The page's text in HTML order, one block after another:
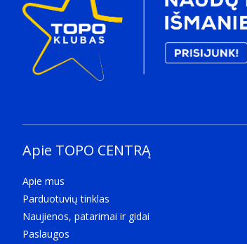
Apie TOPO CENTRĄ
Apie mus
Parduotuvių tinklas
Naujienos, patarimai ir gidai
Paslaugos